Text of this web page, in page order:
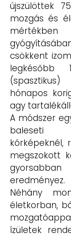
újszülöttek
mozgás és
csökkent
legkésőbb
hónapos
agy
A módszer
baleseti
kórképeknél,
megszokott
eredményez.
Néhány
életkorban,
ízületek